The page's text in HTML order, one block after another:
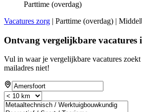
Parttime (overdag)
Vacatures zorg | Parttime (overdag) |
Ontvang vergelijkbare vacatures
Vul in waar je vergelijkbare vacatures zoekt
mailadres niet!